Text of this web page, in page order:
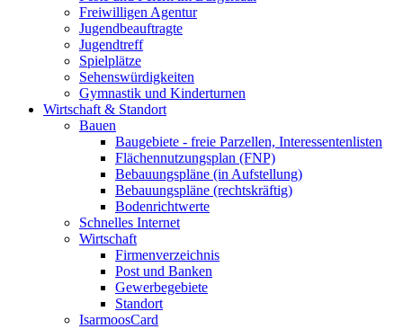
Freiwilligen Agentur
Jugendbeauftragte
Jugendtreff
Spielplätze
Sehenswürdigkeiten
Gymnastik und Kinderturnen
Wirtschaft & Standort
Bauen
Baugebiete - freie Parzellen, Interessentenlisten
Flächennutzungsplan (FNP)
Bebauungspläne (in Aufstellung)
Bebauungspläne (rechtskräftig)
Bodenrichtwerte
Schnelles Internet
Wirtschaft
Firmenverzeichnis
Post und Banken
Gewerbegebiete
Standort
IsarmoosCard